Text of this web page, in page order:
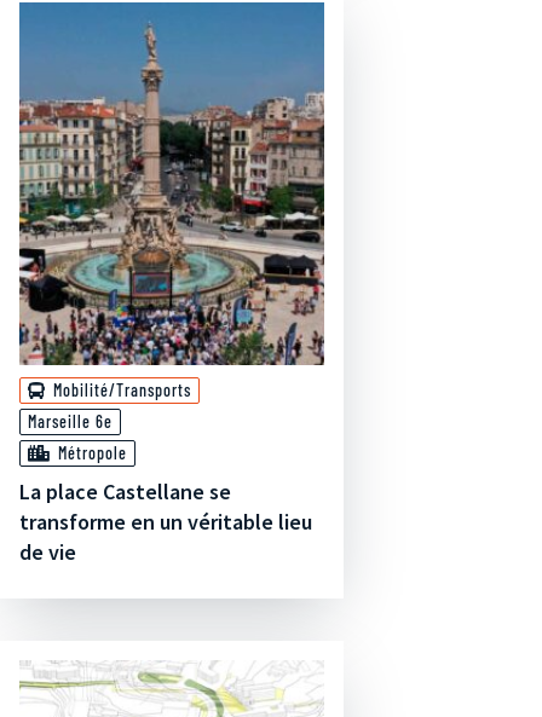
Mobilité/Transports
Marseille 6e
Métropole
La place Castellane se
transforme en un véritable lieu
de vie